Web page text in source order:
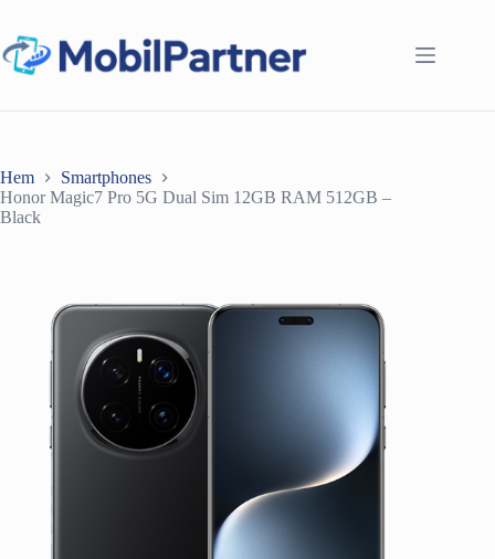
innehåll
Hem
Smartphones
Honor Magic7 Pro 5G Dual Sim 12GB RAM 512GB –
Black